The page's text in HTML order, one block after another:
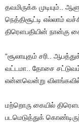
தவமிருக்க முடியும்..
நெத்திசூட்டி எல்லாம்
திரௌபதியின் நான்கு
“சூலாயுதம் சரி..
வட்டமா.. தோசை சட்டுவம்
என்னவென்று
மற்றொரு கையில்
படமெடுத்துக்